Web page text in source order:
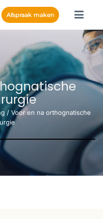
Afspraak maken
/ Voor en na orthognatische